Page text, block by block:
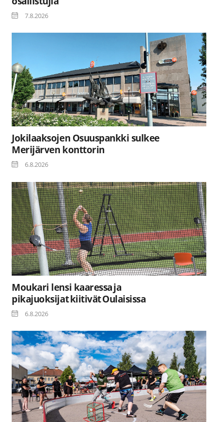
7.8.2026
Jokilaaksojen Osuuspankki sulkee
Merijärven konttorin
6.8.2026
Moukari lensi kaaressa ja
pikajuoksijat kiitivät Oulaisissa
6.8.2026